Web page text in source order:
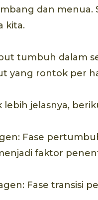
dan
kita.
tumbuh dalam
yang rontok per
lebih jelasnya,
Fase
faktor
Fase transisi